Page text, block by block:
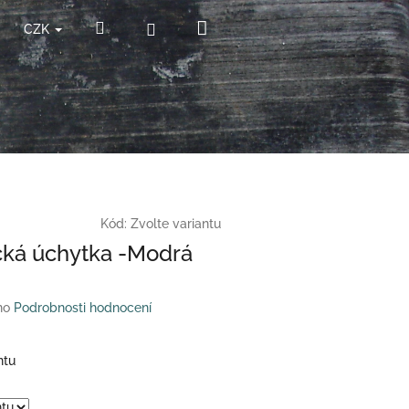
CZK HledatPřihlášeníNákupní
košík
Kód: Zvolte variantu
úchytka -Modrá
Podrobnosti hodnocení